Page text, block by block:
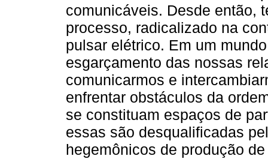
comunicáveis. Desde então,
processo, radicalizado na
pulsar elétrico. Em um
esgarçamento das nossas
comunicarmos e
enfrentar obstáculos da
se constituam espaços de
essas são desqualificadas
hegemônicos de produção